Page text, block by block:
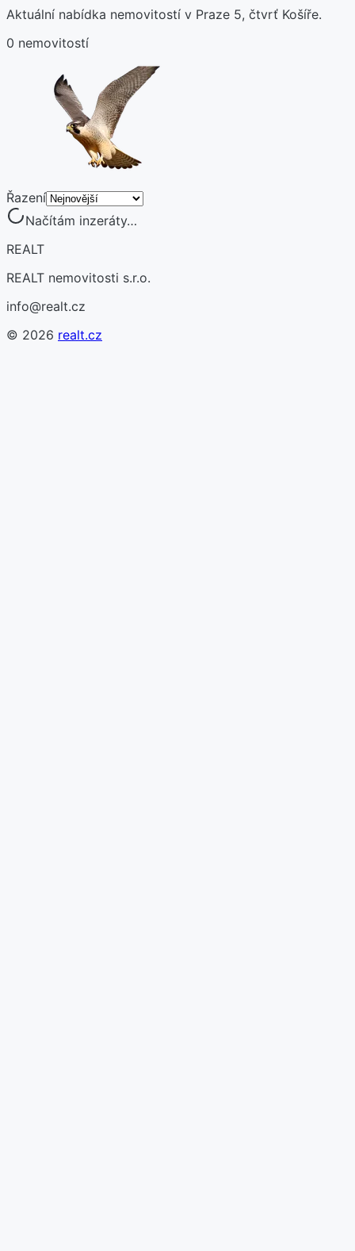
Aktuální nabídka nemovitostí v Praze 5, čtvrť Košíře.
0 nemovitostí
Řazení
Načítám inzeráty…
REALT
REALT nemovitosti s.r.o.
info@realt.cz
© 2026 realt.cz